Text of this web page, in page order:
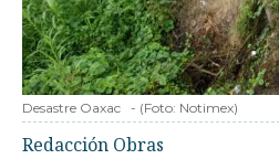
Desastre Oaxac - (Foto: Notimex)
Redacción Obras